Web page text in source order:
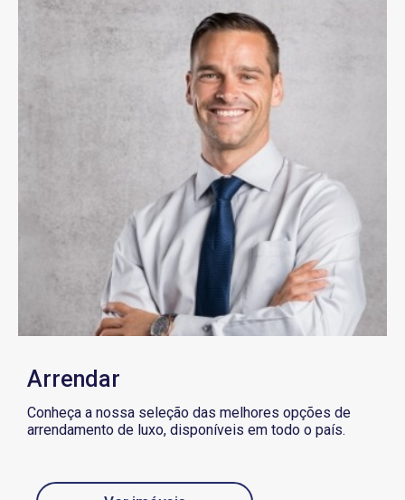
Arrendar
Conheça a nossa seleção das melhores opções de
arrendamento de luxo, disponíveis em todo o país.